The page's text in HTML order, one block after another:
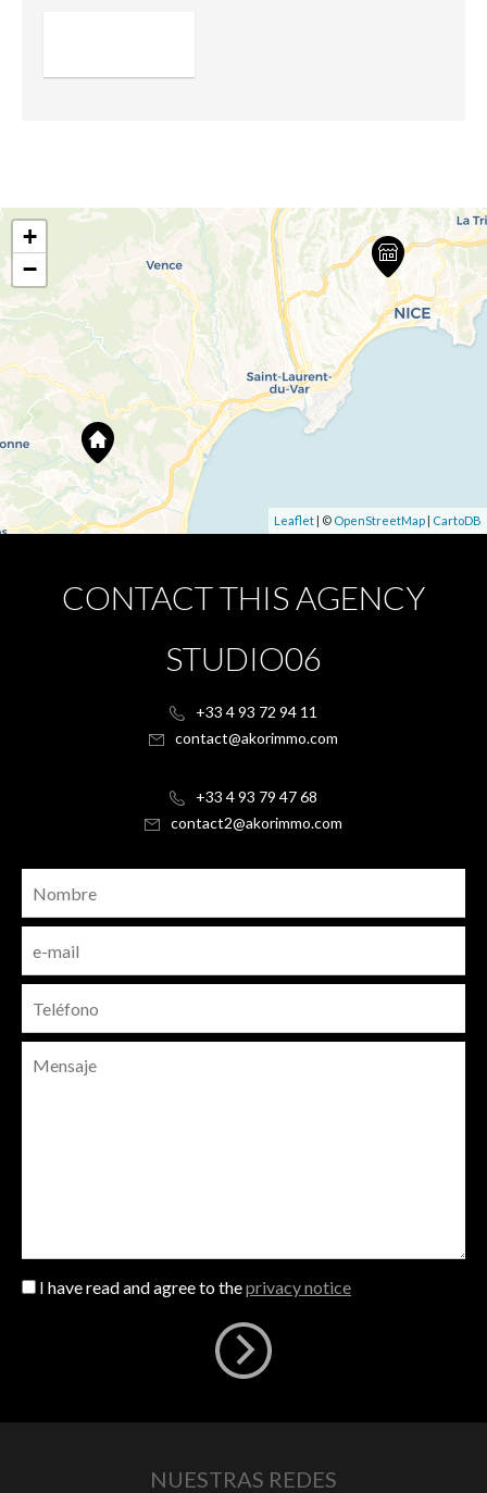
+
−
Leaflet | © OpenStreetMap | CartoDB
CONTACT THIS AGENCY
STUDIO06
+33 4 93 72 94 11
contact@akorimmo.com
+33 4 93 79 47 68
contact2@akorimmo.com
I have read and agree to theprivacy notice
NUESTRAS REDES